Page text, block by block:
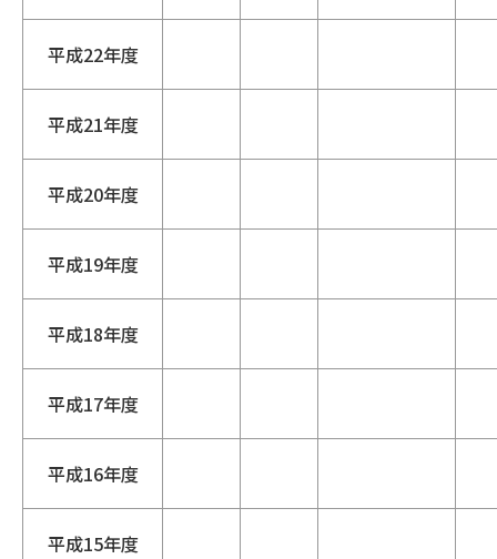
平成22年度
平成21年度
平成20年度
平成19年度
平成18年度
平成17年度
平成16年度
平成15年度